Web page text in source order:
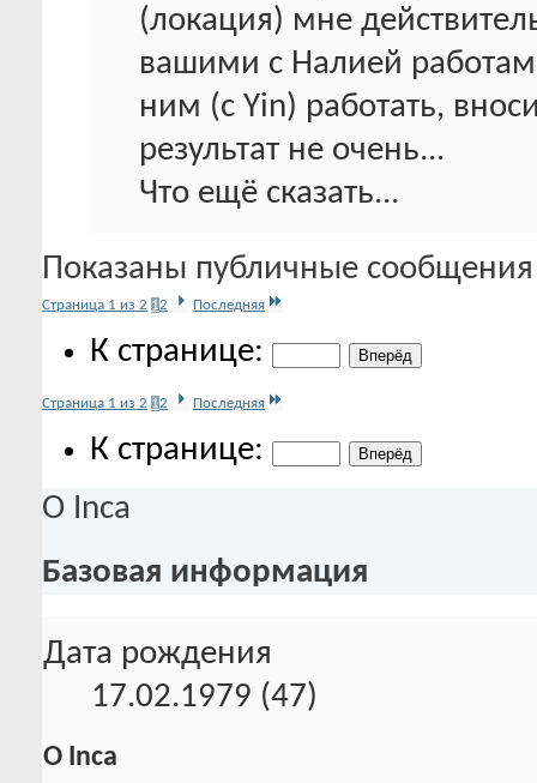
(локация) мне
вашими с Налией
ним (с Yin) работать,
результат не очень...
Что ещё сказать...
Показаны публичные
Страница 1 из 2 12 Последняя
К странице:
Страница 1 из 2 12 Последняя
К странице:
О Inca
Базовая информация
Дата рождения
17.02.1979 (47)
О Inca